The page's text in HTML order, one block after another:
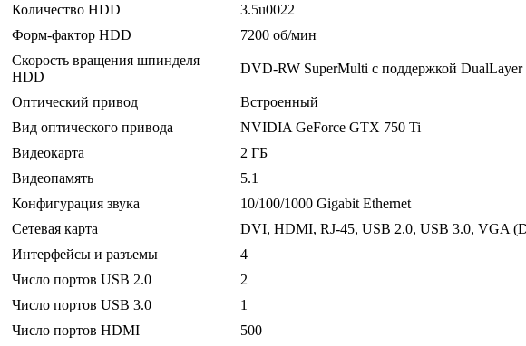
Количество HDD
3.5u0022
Форм-фактор HDD
7200 об/мин
Скорость вращения шпинделя
HDD
DVD-RW SuperMulti с поддержкой DualLayer
Оптический привод
Встроенный
Вид оптического привода
NVIDIA GeForce GTX 750 Ti
Видеокарта
2 ГБ
Видеопамять
5.1
Конфигурация звука
10/100/1000 Gigabit Ethernet
Сетевая карта
DVI, HDMI, RJ-45, USB 2.0, USB 3.0, VGA
Интерфейсы и разъемы
4
Число портов USB 2.0
2
Число портов USB 3.0
1
Число портов HDMI
500